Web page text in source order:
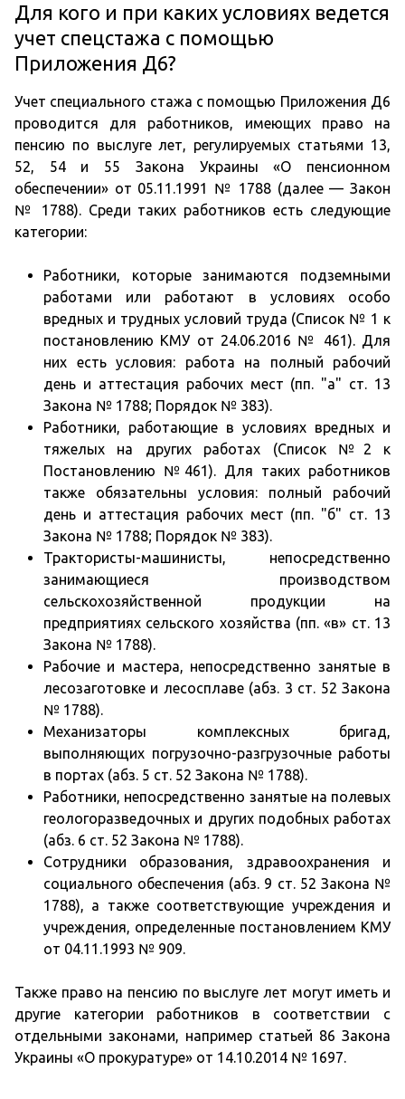
Для кого и при каких условиях ведется
учет спецстажа с помощью
Приложения Д6?
Учет специального стажа с помощью Приложения Д6
проводится для работников, имеющих право на
пенсию по выслуге лет, регулируемых статьями 13,
52, 54 и 55 Закона Украины «О пенсионном
обеспечении» от 05.11.1991 № 1788 (далее — Закон
№ 1788). Среди таких работников есть следующие
категории:
Работники, которые занимаются подземными
работами или работают в условиях особо
вредных и трудных условий труда (Список № 1 к
постановлению КМУ от 24.06.2016 № 461). Для
них есть условия: работа на полный рабочий
день и аттестация рабочих мест (пп. "а" ст. 13
Закона № 1788; Порядок № 383).
Работники, работающие в условиях вредных и
тяжелых на других работах (Список №2 к
Постановлению №461). Для таких работников
также обязательны условия: полный рабочий
день и аттестация рабочих мест (пп. "б" ст. 13
Закона № 1788; Порядок № 383).
Трактористы-машинисты, непосредственно
занимающиеся производством
сельскохозяйственной продукции на
предприятиях сельского хозяйства (пп. «в» ст. 13
Закона № 1788).
Рабочие и мастера, непосредственно занятые в
лесозаготовке и лесосплаве (абз. 3 ст. 52 Закона
№ 1788).
Механизаторы комплексных бригад,
выполняющих погрузочно-разгрузочные работы
в портах (абз. 5 ст. 52 Закона № 1788).
Работники, непосредственно занятые на полевых
геологоразведочных и других подобных работах
(абз. 6 ст. 52 Закона № 1788).
Сотрудники образования, здравоохранения и
социального обеспечения (абз. 9 ст. 52 Закона №
1788), а также соответствующие учреждения и
учреждения, определенные постановлением КМУ
от 04.11.1993 № 909.
Также право на пенсию по выслуге лет могут иметь и
другие категории работников в соответствии с
отдельными законами, например статьей 86 Закона
Украины «О прокуратуре» от 14.10.2014 № 1697.